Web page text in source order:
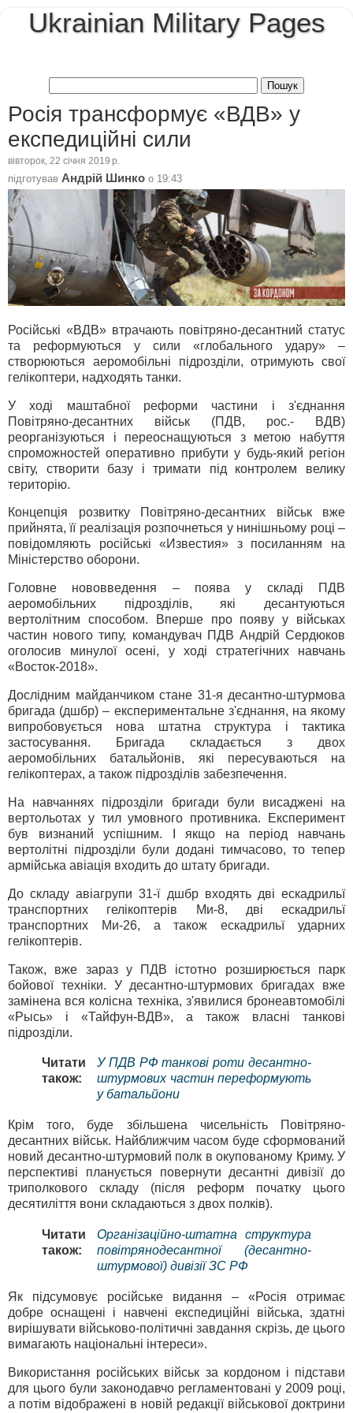
Ukrainian Military Pages
Росія трансформує «ВДВ» у
експедиційні сили
вівторок, 22 січня 2019 р.
підготував Андрій Шинко о 19:43
Російські «ВДВ» втрачають повітряно-десантний статус
та реформуються у сили «глобального удару» –
створюються аеромобільні підрозділи, отримують свої
гелікоптери, надходять танки.
У ході маштабної реформи частини і з'єднання
Повітряно-десантних військ (ПДВ, рос.- ВДВ)
реорганізуються і переоснащуються з метою набуття
спроможностей оперативно прибути у будь-який регіон
світу, створити базу і тримати під контролем велику
територію.
Концепція розвитку Повітряно-десантних військ вже
прийнята, її реалізація розпочнеться у нинішньому році –
повідомляють російські «Известия» з посиланням на
Міністерство оборони.
Головне нововведення – поява у складі ПДВ
аеромобільних підрозділів, які десантуються
вертолітним способом. Вперше про появу у військах
частин нового типу, командувач ПДВ Андрій Сердюков
оголосив минулої осені, у ході стратегічних навчань
«Восток-2018».
Дослідним майданчиком стане 31-я десантно-штурмова
бригада (дшбр) – експериментальне з'єднання, на якому
випробовується нова штатна структура і тактика
застосування. Бригада складається з двох
аеромобільних батальйонів, які пересуваються на
гелікоптерах, а також підрозділів забезпечення.
На навчаннях підрозділи бригади були висаджені на
вертольотах у тил умовного противника. Експеримент
був визнаний успішним. І якщо на період навчань
вертолітні підрозділи були додані тимчасово, то тепер
армійська авіація входить до штату бригади.
До складу авіагрупи 31-ї дшбр входять дві ескадрильї
транспортних гелікоптерів Ми-8, дві ескадрильї
транспортних Ми-26, а також ескадрильї ударних
гелікоптерів.
Також, вже зараз у ПДВ істотно розширюється парк
бойової техніки. У десантно-штурмових бригадах вже
замінена вся колісна техніка, з'явилися бронеавтомобілі
«Рысь» і «Тайфун-ВДВ», а також власні танкові
підрозділи.
Читати
також:
У ПДВ РФ танкові роти десантно-
штурмових частин переформують
у батальйони
Крім того, буде збільшена чисельність Повітряно-
десантних військ. Найближчим часом буде сформований
новий десантно-штурмовий полк в окупованому Криму. У
перспективі планується повернути десантні дивізії до
триполкового складу (після реформ початку цього
десятиліття вони складаються з двох полків).
Читати
також:
Організаційно-штатна структура
повітрянодесантної (десантно-
штурмової) дивізії ЗС РФ
Як підсумовує російське видання – «Росія отримає
добре оснащені і навчені експедиційні війська, здатні
вирішувати військово-політичні завдання скрізь, де цього
вимагають національні інтереси».
Використання російських військ за кордоном і підстави
для цього були законодавчо регламентовані у 2009 році,
а потім відображені в новій редакції військової доктрини